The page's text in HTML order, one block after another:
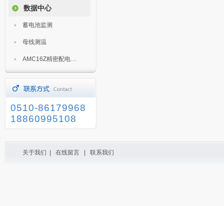
数据中心
蓄电池监测
母线测温
AMC16Z精密配电监控装置
0510-86179968
18860995108
关于我们 在线留言 联系我们